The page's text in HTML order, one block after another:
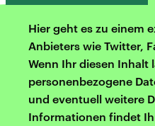
Hier geht es zu einem
Anbieters wie Twitter,
Wenn Ihr diesen Inhalt
personenbezogene
und eventuell weitere
Informationen findet